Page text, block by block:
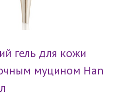
гель для кожи
муцином Han